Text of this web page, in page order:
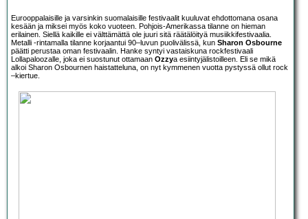
Eurooppalaisille ja varsinkin suomalaisille festivaalit kuuluvat ehdottomana osana
kesään ja miksei myös koko vuoteen. Pohjois-Amerikassa tilanne on hieman
erilainen. Siellä kaikille ei välttämättä ole juuri sitä räätälöityä musiikkifestivaalia.
Metalli -rintamalla tilanne korjaantui 90–luvun puolivälissä, kun Sharon Osbourne
päätti perustaa oman festivaalin. Hanke syntyi vastaiskuna rockfestivaali
Lollapaloozalle, joka ei suostunut ottamaan Ozzya esiintyjälistoilleen. Eli se mikä
alkoi Sharon Osbournen haistatteluna, on nyt kymmenen vuotta pystyssä ollut rock
–kiertue.